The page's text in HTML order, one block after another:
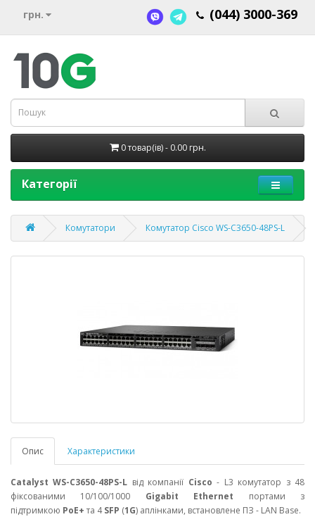
грн. (044) 3000-369
0 товар(ів) - 0.00 грн.
Категорії
Комутатори Комутатор Cisco WS-C3650-48PS-L
Опис Характеристики
Catalyst WS-C3650-48PS-L від компанії Cisco - L3 комутатор з 48
фіксованими 10/100/1000 Gigabit Ethernet портами з
підтримкою PoE+та 4SFP (1G) аплінками, встановлене ПЗ - LAN Base.